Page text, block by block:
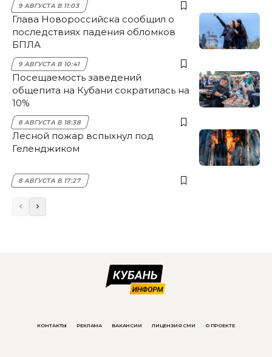
9 АВГУСТА В 11:03
Глава Новороссийска сообщил о
последствиях падения обломков
БПЛА
9 АВГУСТА В 10:41
Посещаемость заведений
общепита на Кубани сократилась на
10%
8 АВГУСТА В 18:38
Лесной пожар вспыхнул под
Геленджиком
8 АВГУСТА В 17:27
КОНТАКТЫ РЕКЛАМА ВАКАНСИИ ЛИЦЕНЗИЯ СМИ О ПРОЕКТЕ